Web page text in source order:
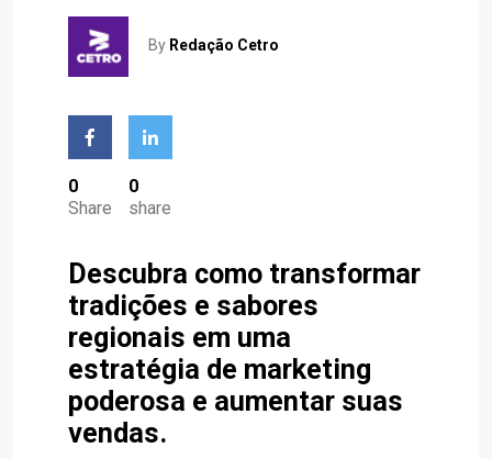
By Redação Cetro
0
Share
0
share
Descubra como transformar
tradições e sabores
regionais em uma
estratégia de marketing
poderosa e aumentar suas
vendas.